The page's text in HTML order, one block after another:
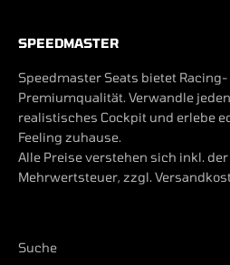
SPEEDMASTER
Speedmaster Seats bietet
Premiumqualität. Verwandle
realistisches Cockpit und erlebe
Feeling zuhause.
Alle Preise verstehen sich inkl.
Mehrwertsteuer, zzgl.
Suche